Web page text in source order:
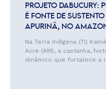
PROJETO DABUCURY:
É FONTE DE
APURINÃ, NO
Na Terra Indígena (TI)
Acre (AM), a castanha,
dinâmico que fortalece a